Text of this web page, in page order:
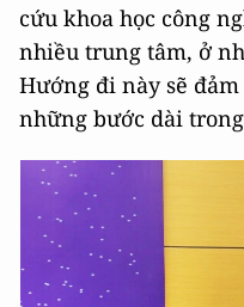
cứu khoa học công
nhiều trung tâm, ở
Hướng đi này sẽ
những bước dài